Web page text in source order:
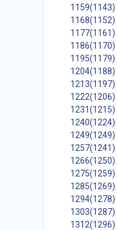
1159(1143)
1168(1152)
1177(1161)
1186(1170)
1195(1179)
1204(1188)
1213(1197)
1222(1206)
1231(1215)
1240(1224)
1249(1249)
1257(1241)
1266(1250)
1275(1259)
1285(1269)
1294(1278)
1303(1287)
1312(1296)